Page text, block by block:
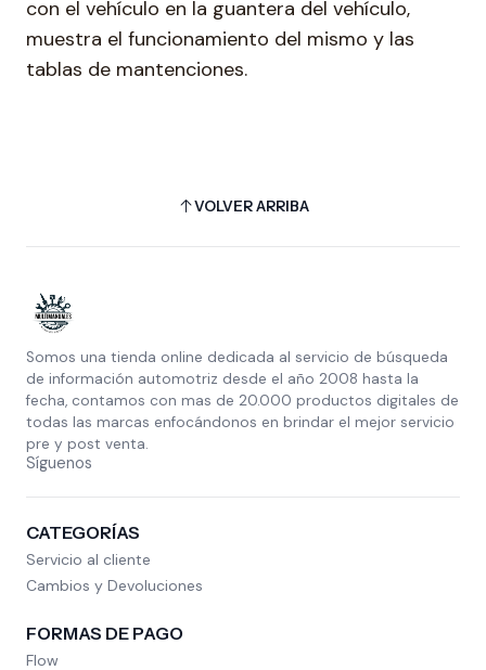
con el vehículo en la guantera del vehículo,
muestra el funcionamiento del mismo y las
tablas de mantenciones.
VOLVER ARRIBA
Somos una tienda online dedicada al servicio de búsqueda
de información automotriz desde el año 2008 hasta la
fecha, contamos con mas de 20.000 productos digitales de
todas las marcas enfocándonos en brindar el mejor servicio
pre y post venta.
Síguenos
CATEGORÍAS
Servicio al cliente
Cambios y Devoluciones
FORMAS DE PAGO
Flow